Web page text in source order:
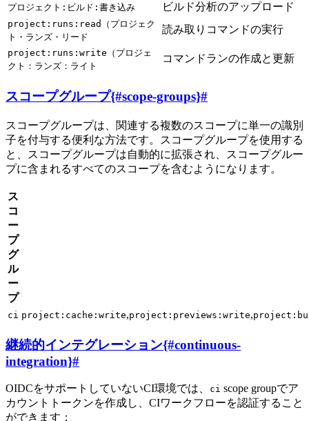
プロジェクト:ビルド:書き込み ビルド分析のアップロード
project:runs:read（プロジェク
ト・ランズ・リード
読み取りコマンドの実行
project:runs:write（プロジェ
クト：ランズ：ライト
コマンドランの作成と更新
スコープグループ{#scope-groups}#
スコープグループは、関連する複数のスコープに単一の識別
子を付与する便利な方法です。スコープグループを使用する
と、スコープグループは自動的に拡張され、スコープグルー
プに含まれるすべてのスコープを含むようになります。
ス
コ
ー
プ
グ
ル
ー
プ
ci project:cache:write,project:previews:write,
継続的インテグレーション{#continuous-
integration}#
OIDCをサポートしていないCI環境では、 ci scope groupでア
カウントトークンを作成し、CIワークフローを認証すること
ができます：